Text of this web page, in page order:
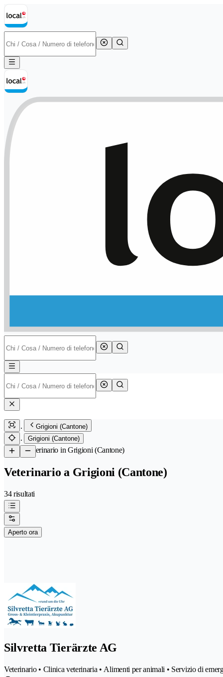
Grigioni (Cantone)
Grigioni (Cantone)
/Veterinario in Grigioni (Cantone)
Veterinario a Grigioni (Cantone)
34 risultati
Aperto ora
Silvretta Tierärzte AG
Veterinario • Clinica veterinaria • Alimenti per animali • Servizio di